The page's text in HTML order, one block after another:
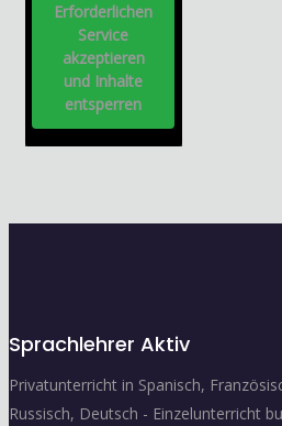
Erforderlichen
Service
akzeptieren
und Inhalte
entsperren
Sprachlehrer Aktiv
Privatunterricht in Spanisch,
Russisch, Deutsch - Einzelunterricht